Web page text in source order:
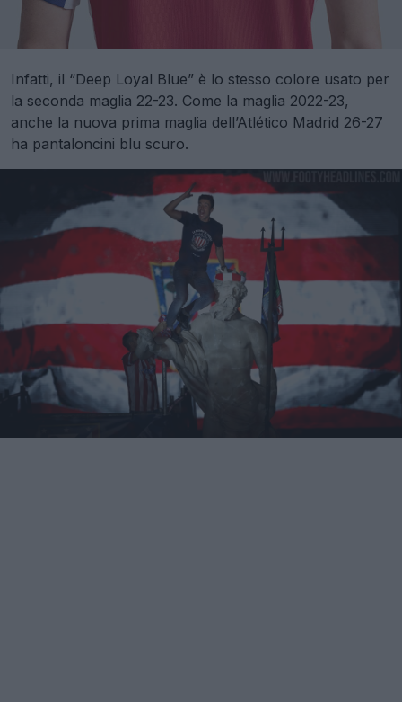
Infatti, il “Deep Loyal Blue” è lo stesso colore usato per
la seconda maglia 22-23. Come la maglia 2022-23,
anche la nuova prima maglia dell’Atlético Madrid 26-27
ha pantaloncini blu scuro.